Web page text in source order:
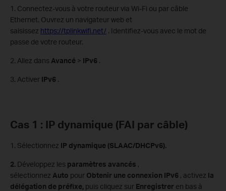
1. Connectez-vous à votre routeur via Wi-Fi ou par câble
Ethernet. Ouvrez un navigateur web et
saisissez https://tplinkwifi.net/ . Identifiez-vous avec le mot de
passe de votre routeur.
2. Allez dans Avancé > IPv6 .
3. Activer IPv6 .
Cas 1 : IP dynamique (FAI par câble)
1. Sélectionnez IP dynamique (SLAAC/DHCPv6).
2. Développez les paramètres avancés ,
sélectionnez Auto pour Obtenir une connexion IPv6 , activez la
délégation de préfixe, puis cliquez sur Enregistrer en bas à